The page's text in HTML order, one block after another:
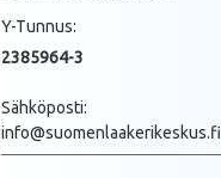
Y-Tunnus:
2385964-3
Sähköposti:
info@suomenlaakerikeskus.fi